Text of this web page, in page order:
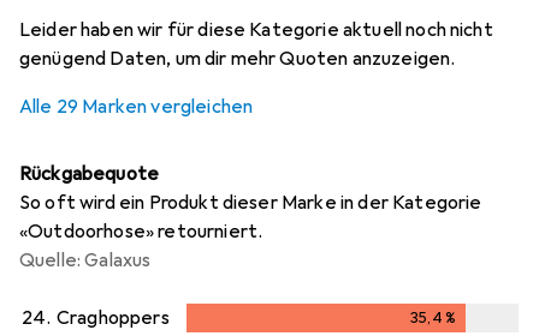
Leider haben wir für diese Kategorie aktuell noch nicht
genügend Daten, um dir mehr Quoten anzuzeigen.
Alle 29 Marken vergleichen
Rückgabequote
So oft wird ein Produkt dieser Marke in der Kategorie
«Outdoorhose» retourniert.
Quelle: Galaxus
24. Craghoppers 35,4%